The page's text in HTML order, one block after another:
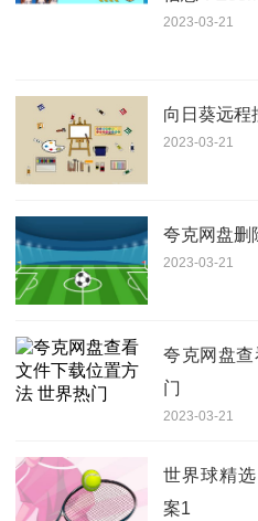
2023-03-21
向日葵远程
2023-03-21
夸克网盘删
2023-03-21
夸克网盘
门
2023-03-21
世界球精
案1